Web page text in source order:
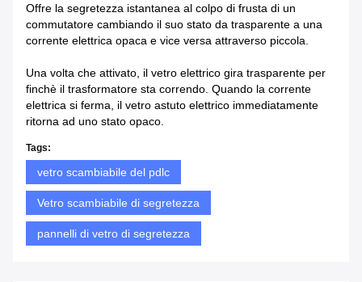
Offre la segretezza istantanea al colpo di frusta di un
commutatore cambiando il suo stato da trasparente a una
corrente elettrica opaca e vice versa attraverso piccola.
Una volta che attivato, il vetro elettrico gira trasparente per
finchè il trasformatore sta correndo. Quando la corrente
elettrica si ferma, il vetro astuto elettrico immediatamente
ritorna ad uno stato opaco.
Tags:
vetro scambiabile del pdlc
Vetro scambiabile di segretezza
pannelli di vetro di segretezza